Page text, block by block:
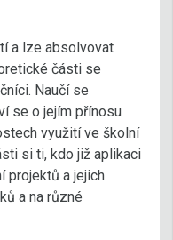
a lze absolvovat
části se
Naučí se
se o jejím přínosu
využití ve školní
si ti, kdo již aplikaci
projektů a jejich
a na různé